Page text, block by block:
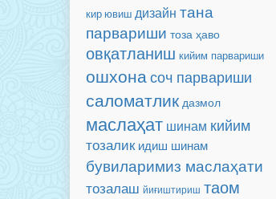
кир ювиш дизайн тана
парвариши тоза ҳаво
овқатланиш кийим парвариши
ошхонасоч парвариши
саломатлик дазмол
маслаҳат шинам кийим
тозалик идиш шинам
бувиларимиз маслаҳати
тозалаш йиғиштириш таом